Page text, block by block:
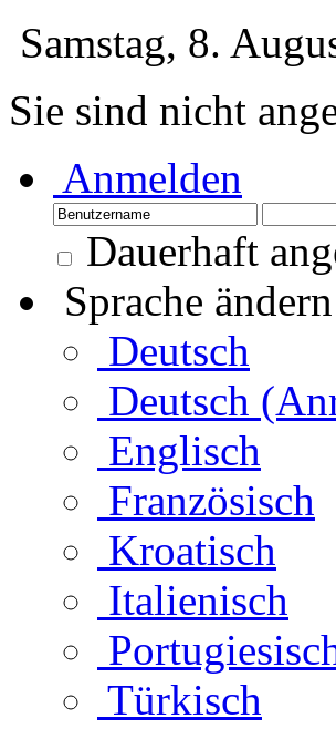
Samstag, 8.
Sie sind nicht
Anmelden
Dauerhaft
Sprache ändern
Deutsch
Deutsch
Englisch
Französisch
Kroatisch
Italienisch
Türkisch